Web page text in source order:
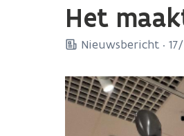
Het
Nieuwsbericht ·